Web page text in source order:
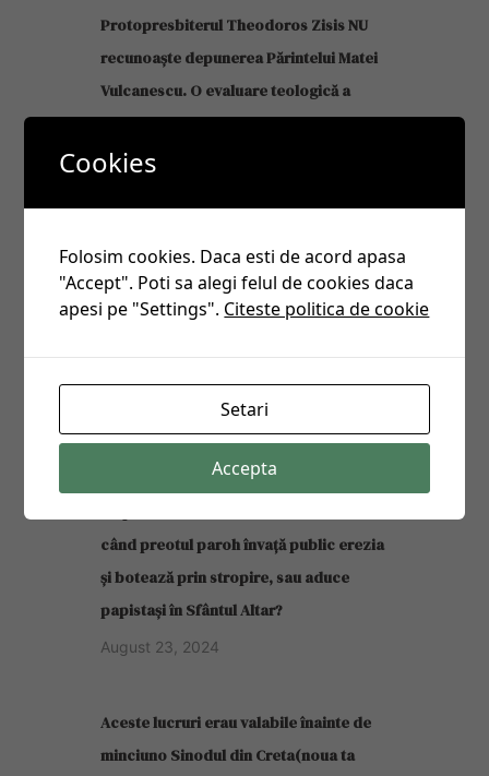
Protopresbiterul Theodoros Zisis NU
recunoaște depunerea Părintelui Matei
Vulcanescu. O evaluare teologică a
poziției părintelui Matei Vulcănescu și a
canonicității acțiunilor Mitropolitului
Părinți care au fost caterisiți pentru
March 17, 2025
când preotul paroh învață public erezia
și botează prin stropire, sau aduce
papistași în Sfântul Altar?
August 23, 2024
Aceste lucruri erau valabile înainte de
minciuno Sinodul din Creta(noua ta
Cookies
Folosim cookies. Daca esti de acord apasa
"Accept". Poti sa alegi felul de cookies daca
apesi pe "Settings". Citeste politica de cookie
Setari
Accepta